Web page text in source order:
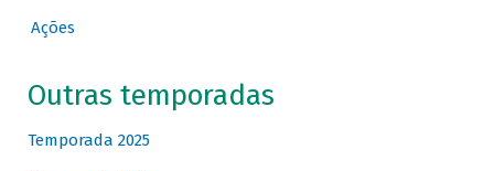
Ações
Outras temporadas
Temporada 2025